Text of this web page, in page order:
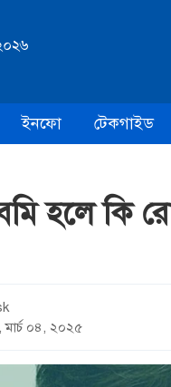
ইনফো টেকগাইড
হলে কি
মার্চ ০৪, ২০২৫